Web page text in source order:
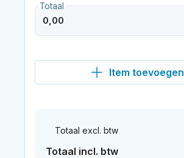
Totaal
Item toevoegen
Totaal excl. btw
Totaal incl. btw